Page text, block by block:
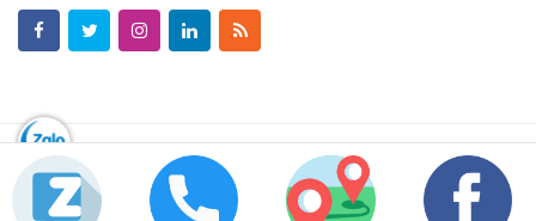
Copyright © 2019Kythuatsovn.comAll Right Reserved.